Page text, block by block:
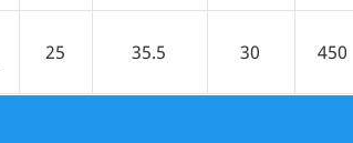
25 35.5 30 450